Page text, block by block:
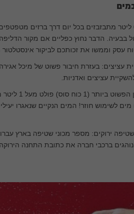
טיפול בברזים מטפטפים: כ-60 ליטר מתבזבזים בכל יום
בבעיה. הדבר נחוץ כפליים אם מקור
עסק וממשו את זכותכם לביקור
עציצים: בעזרת חיבור פשוט של מיכל
עציצים ואדניות.
מדובר
מאגר של 9 ליטרים מים לשימוש חוזר! המים הנקיים
ירוקים: מספר מכוני שטיפה בארץ
הנוהגים ברכבי חברה את כתובת התחנה